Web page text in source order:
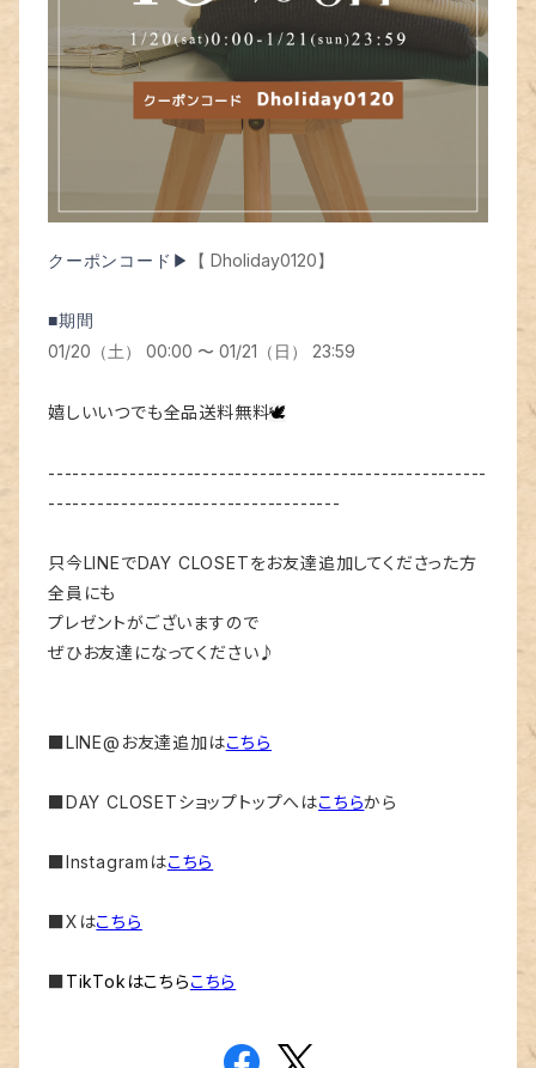
クーポンコード▶ 【 Dholiday0120】
■期間
01/20（土） 00:00 〜 01/21（日） 23:59
嬉しいいつでも全品送料無料🕊
------------------------------------------------------
------------------------------------
只今LINEでDAY CLOSETをお友達追加してくださった方
全員にも
プレゼントがございますので
ぜひお友達になってください♪
■LINE@お友達追加はこちら
■DAY CLOSETショップトップへはこちらから
■Instagramはこちら
■Xはこちら
■TikTokはこちらこちら